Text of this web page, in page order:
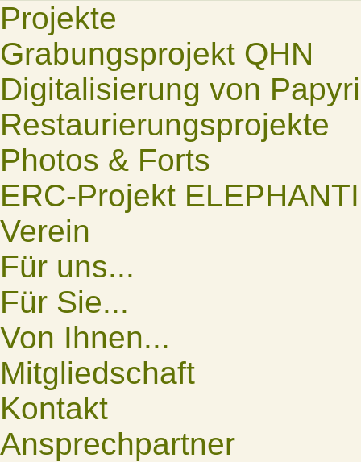
Projekte
Grabungsprojekt QHN
Digitalisierung von
Restaurierungsprojekte
Photos & Forts
ERC-Projekt
Verein
Für uns...
Für Sie...
Von Ihnen...
Mitgliedschaft
Kontakt
Ansprechpartner